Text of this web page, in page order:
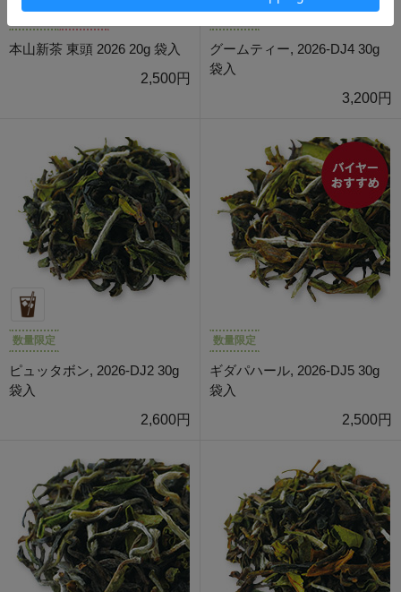
本山新茶 東頭 2026 20g 袋入
2,500円
グームティー, 2026-DJ4 30g
袋入
3,200円
数量限定
ピュッタボン, 2026-DJ2 30g
袋入
2,600円
数量限定
ギダパハール, 2026-DJ5 30g
袋入
2,500円